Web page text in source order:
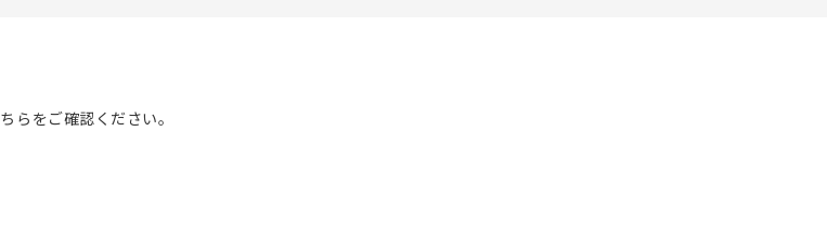
らをご確認ください。